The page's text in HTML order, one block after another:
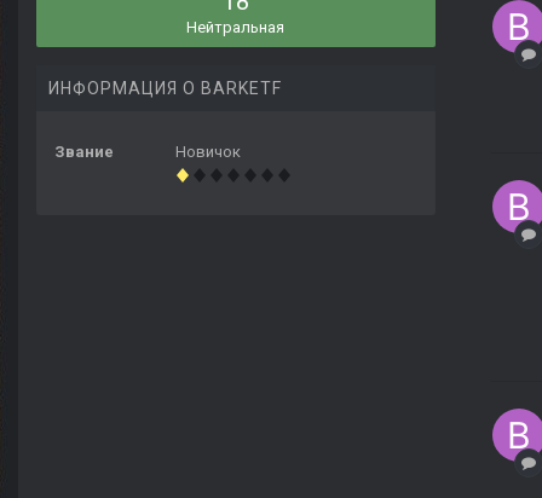
Нейтральная
ИНФОРМАЦИЯ О BARKETF
Звание Новичок